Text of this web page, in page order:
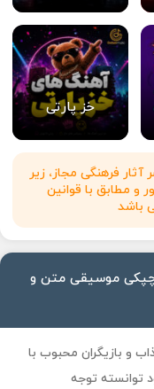
خز پارتی
فرهنگی مجاز، زیر
و مطابق با قوانین
باشد
چپکی موسیقی متن و
و بازیگران محبوب با
توجه